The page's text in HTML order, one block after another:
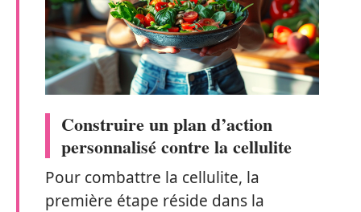
Construire un plan d’action
personnalisé contre la cellulite
Pour combattre la cellulite, la
première étape réside dans la